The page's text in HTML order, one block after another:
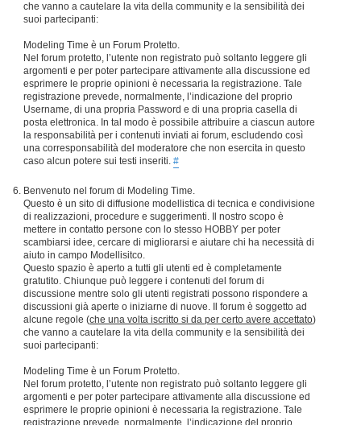
che vanno a cautelare la vita della community e la sensibilità dei
suoi partecipanti:
Modeling Time è un Forum Protetto.
Nel forum protetto, l’utente non registrato può soltanto leggere gli
argomenti e per poter partecipare attivamente alla discussione ed
esprimere le proprie opinioni è necessaria la registrazione. Tale
registrazione prevede, normalmente, l’indicazione del proprio
Username, di una propria Password e di una propria casella di
posta elettronica. In tal modo è possibile attribuire a ciascun autore
la responsabilità per i contenuti inviati ai forum, escludendo così
una corresponsabilità del moderatore che non esercita in questo
caso alcun potere sui testi inseriti. #
Benvenuto nel forum di Modeling Time.
Questo è un sito di diffusione modellistica di tecnica e condivisione
di realizzazioni, procedure e suggerimenti. Il nostro scopo è
mettere in contatto persone con lo stesso HOBBY per poter
scambiarsi idee, cercare di migliorarsi e aiutare chi ha necessità di
aiuto in campo Modellisitco.
Questo spazio è aperto a tutti gli utenti ed è completamente
gratutito. Chiunque può leggere i contenuti del forum di
discussione mentre solo gli utenti registrati possono rispondere a
discussioni già aperte o iniziarne di nuove. Il forum è soggetto ad
alcune regole (che una volta iscritto si da per certo avere accettato)
che vanno a cautelare la vita della community e la sensibilità dei
suoi partecipanti:
Modeling Time è un Forum Protetto.
Nel forum protetto, l’utente non registrato può soltanto leggere gli
argomenti e per poter partecipare attivamente alla discussione ed
esprimere le proprie opinioni è necessaria la registrazione. Tale
registrazione prevede, normalmente, l’indicazione del proprio